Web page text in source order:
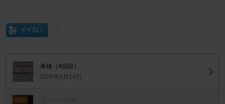
イイね！
車検（4回目）
2026年6月14日